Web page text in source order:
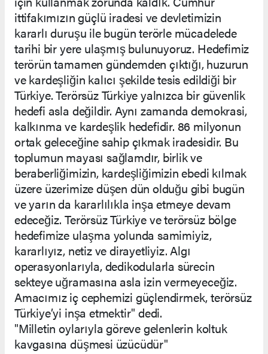
ittifakımızın güçlü iradesi ve devletimizin
kararlı duruşu ile bugün terörle mücadelede
tarihi bir yere ulaşmış bulunuyoruz. Hedefimiz
terörün tamamen gündemden çıktığı, huzurun
ve kardeşliğin kalıcı şekilde tesis edildiği bir
Türkiye. Terörsüz Türkiye yalnızca bir güvenlik
hedefi asla değildir. Aynı zamanda demokrasi,
kalkınma ve kardeşlik hedefidir. 86 milyonun
ortak geleceğine sahip çıkmak iradesidir. Bu
toplumun mayası sağlamdır, birlik ve
beraberliğimizin, kardeşliğimizin ebedi kılmak
üzere üzerimize düşen dün olduğu gibi bugün
ve yarın da kararlılıkla inşa etmeye devam
edeceğiz. Terörsüz Türkiye ve terörsüz bölge
hedefimize ulaşma yolunda samimiyiz,
kararlıyız, netiz ve dirayetliyiz. Algı
operasyonlarıyla, dedikodularla sürecin
sekteye uğramasına asla izin vermeyeceğiz.
Amacımız iç cephemizi güçlendirmek, terörsüz
Türkiye’yi inşa etmektir" dedi.
"Milletin oylarıyla göreve gelenlerin koltuk
kavgasına düşmesi üzücüdür"